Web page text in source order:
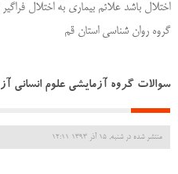
اختلال باشد علائم بیماری به اختلال
گروه روان شناسی استان قم
سوالات گروه آزمايشي علوم انساني
منتشر شده در شنبه, 15 آذر 1393 12:11